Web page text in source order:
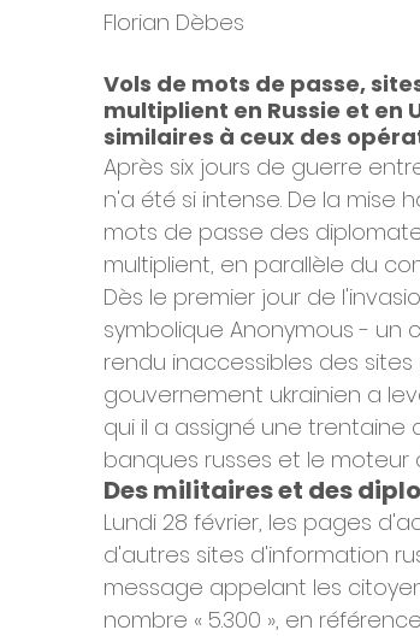
Florian Dèbes
Vols de mots de passe,
multiplient en Russie et en
similaires à ceux des
Après six jours de guerre
n'a été si intense. De la mise
mots de passe des
multiplient, en parallèle du
Dès le premier jour de
symbolique Anonymous - un
rendu inaccessibles des
gouvernement ukrainien a
qui il a assigné une trentaine
banques russes et le moteur
Des militaires et des
Lundi 28 février, les pages
d'autres sites d'information
message appelant les
nombre « 5.300 », en